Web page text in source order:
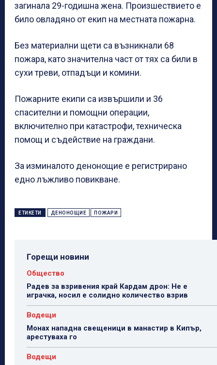
загинала 29-годишна жена. Произшествието е
било овладяно от екип на местната пожарна.
Без материални щети са възникнали 68
пожара, като значителна част от тях са били в
сухи треви, отпадъци и комини.
Пожарните екипи са извършили и 36
спасителни и помощни операции,
включително при катастрофи, техническа
помощ и съдействие на граждани.
За изминалото денонощие е регистрирано
едно лъжливо повикване.
ЕТИКЕТИ ДЕНОНОЩИЕ ПОЖАРИ
Горещи новини
Общество
Радев за взривения край Кардам дрон: Не е
играчка, носил е солидно количество взрив
Водещи
Монах нападна свещеници в манастир в Кипър,
арестуваха го
Водещи